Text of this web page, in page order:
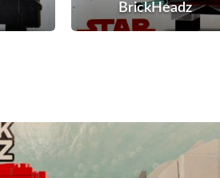
BrickHeadz
#41623